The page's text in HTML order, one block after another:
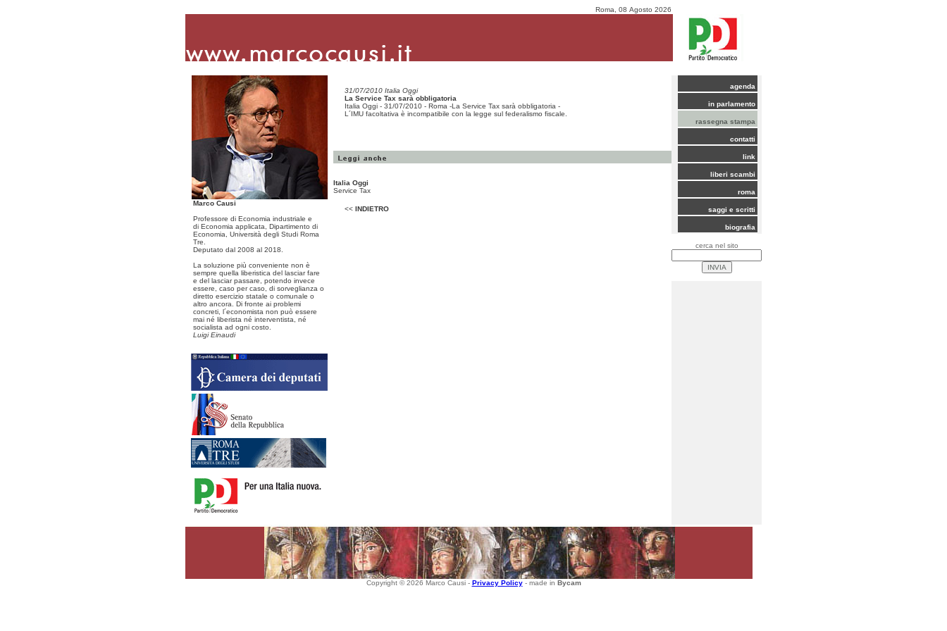
Roma, 08 Agosto 2026
Marco Causi
Professore di Economia industriale e
di Economia applicata, Dipartimento di
Economia, Università degli Studi Roma
Tre.
Deputato dal 2008 al 2018.
La soluzione più conveniente non è
sempre quella liberistica del lasciar fare
e del lasciar passare, potendo invece
essere, caso per caso, di sorveglianza o
diretto esercizio statale o comunale o
altro ancora. Di fronte ai problemi
concreti, l´economista non può essere
mai né liberista né interventista, né
socialista ad ogni costo.
Luigi Einaudi
31/07/2010 Italia Oggi
La Service Tax sarà obbligatoria
Italia Oggi - 31/07/2010 - Roma -La Service Tax sarà obbligatoria -
L´IMU facoltativa è incompatibile con la legge sul federalismo fiscale.
Italia Oggi
Service Tax
<< INDIETRO
agenda
in parlamento
rassegna stampa
contatti
link
liberi scambi
roma
saggi e scritti
biografia
cerca nel sito
Copyright © 2026 Marco Causi - Privacy Policy- made in Bycam